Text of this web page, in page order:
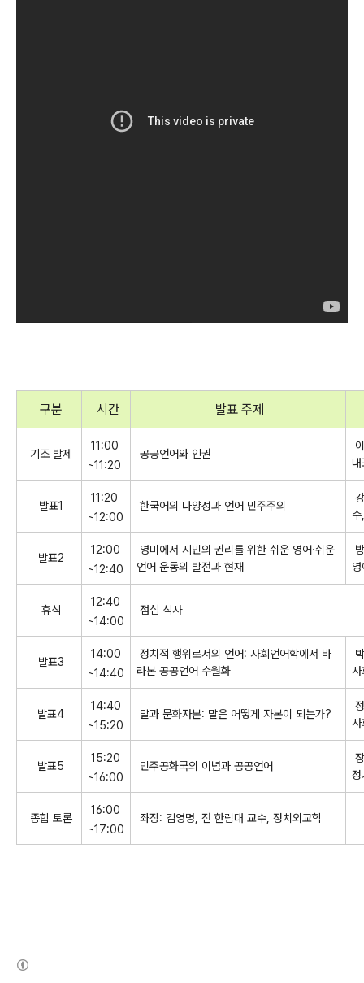
구분 시간 발표 주제
기조 발제
11:00
~11:20
공공언어와 인권
대
발표1
11:20
~12:00
한국어의 다양성과 언어 민주주의
발표2
12:00
~12:40
영미에서 시민의 권리를 위한 쉬운 영어·쉬운
언어 운동의 발전과 현재
휴식
12:40
~14:00
점심 식사
발표3
14:00
~14:40
정치적 행위로서의 언어: 사회언어학에서 바
라본 공공언어 수월화
사
발표4
14:40
~15:20
말과 문화자본: 말은 어떻게 자본이 되는가?
사
발표5
15:20
~16:00
민주공화국의 이념과 공공언어
정
종합 토론
16:00
~17:00
좌장: 김영명, 전 한림대 교수, 정치외교학